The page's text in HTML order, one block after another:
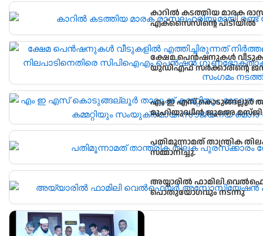
കാറിൽ കടത്തിയ മാരക
എക്‌സൈസിൻ്റെ പിടിയിൽ
ക്ഷേമ പെൻഷനുകൾ
യുഡിഎഫ് സർക്കാരിന്റെ ജന വിരുദ്ധ നിലപാടിനെതിരെ സിപിഐഎം
പെൻഷൻ
സംഗമം നടത്തി.
എം ഇ എസ് കൊടുങ്ങല്ലൂർ താലൂക്ക് കമ്മറ്റിയും, മാടവന പടിഞ്ഞാറെ
മുഹിയുദ്ധീൻ ജുമഅ മസ്ജിദ്
മെഗാ മെഡിക്കൽ ക്യാമ്പ്
പതിമൂന്നാമത് താന്ത്രിക
സമ്മാനിച്ചു.
അയ്യാരിൽ ഫാമിലി
പൊതുയോഗവും നടന്നു